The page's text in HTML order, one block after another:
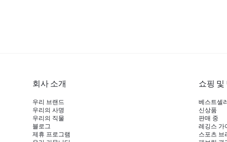
회사 소개
우리 브랜드
우리의 사명
우리의 직물
블로그
제휴 프로그램
쇼핑 및
베스트셀
신상품
판매 중
레깅스 가
스포츠 브